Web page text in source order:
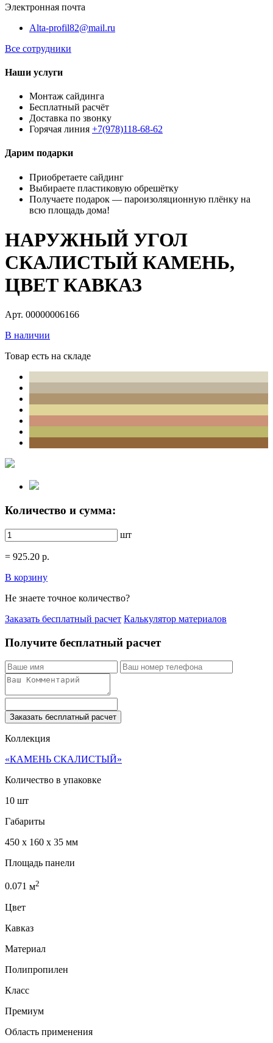
Электронная почта
Alta-profil82@mail.ru
Все сотрудники
Наши услуги
Монтаж сайдинга
Бесплатный расчёт
Доставка по звонку
Горячая линия +7(978)118-68-62
Дарим подарки
Приобретаете сайдинг
Выбираете пластиковую обрешётку
Получаете подарок — пароизоляционную плёнку на
всю площадь дома!
НАРУЖНЫЙ УГОЛ
СКАЛИСТЫЙ КАМЕНЬ,
ЦВЕТ КАВКАЗ
Арт. 00000006166
В наличии
Товар есть на складе
Количество и сумма:
шт
= 925.20 р.
В корзину
Не знаете точное количество?
Заказать бесплатный расчет Калькулятор материалов
Получите бесплатный расчет
Заказать бесплатный расчет
Коллекция
«КАМЕНЬ СКАЛИСТЫЙ»
Количество в упаковке
10 шт
Габариты
450 x 160 x 35 мм
Площадь панели
0.071 м2
Цвет
Кавказ
Материал
Полипропилен
Класс
Премиум
Область применения